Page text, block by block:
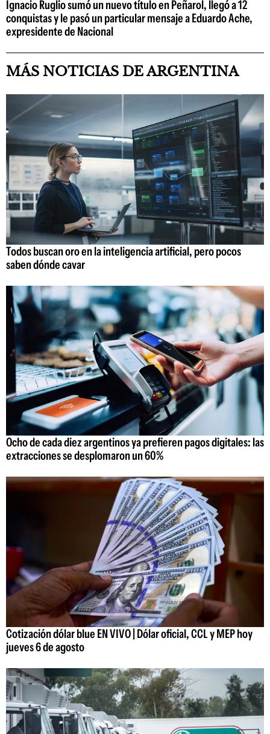
Ignacio Ruglio sumó un nuevo título en Peñarol, llegó a 12
conquistas y le pasó un particular mensaje a Eduardo Ache,
expresidente de Nacional
MÁS NOTICIAS DE ARGENTINA
Todos buscan oro en la inteligencia artificial, pero pocos
saben dónde cavar
Ocho de cada diez argentinos ya prefieren pagos digitales: las
extracciones se desplomaron un 60%
Cotización dólar blue EN VIVO | Dólar oficial, CCL y MEP hoy
jueves 6 de agosto